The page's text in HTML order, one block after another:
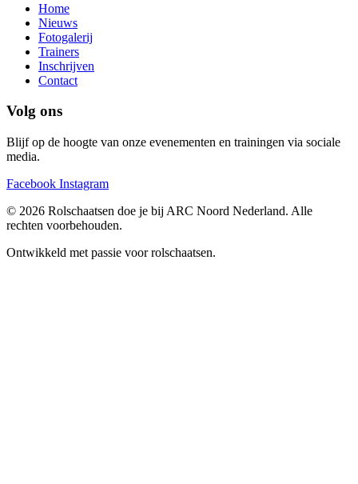
Home
Nieuws
Fotogalerij
Trainers
Inschrijven
Contact
Volg ons
Blijf op de hoogte van onze evenementen en trainingen via sociale
media.
Facebook Instagram
© 2026 Rolschaatsen doe je bij ARC Noord Nederland. Alle
rechten voorbehouden.
Ontwikkeld met passie voor rolschaatsen.